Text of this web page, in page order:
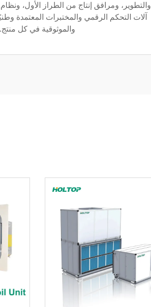
والتطوير، ومرافق إنتاج من الطراز الأول،
آلات التحكم الرقمي والمختبرات المعتمدة
والموثوقية في كل منتج.